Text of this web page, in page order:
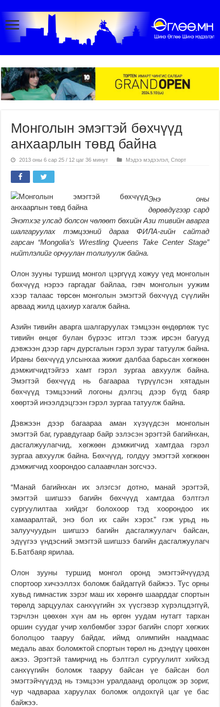
Монголын эмэгтэй бөхчүүд
анхаарлын төвд байна
2013 оны 6 сар 25 / 12 цаг 36 минут Мэдээ мэдээлэл ,Спорт
Энэ оны
дөрөвдүгээр сард
Энэтхэг улсад болсон чөлөөт бөхийн Ази тивийн аварга
шалгаруулах тэмцээний дараа ФИЛА-гийн сайтад
гарсан “Mongolia’s Wrestling Queens Take Center Stage”
нийтлэлийг орчуулан толилуулж байна.
Олон зууны туршид монгол цэргүүд хожуу үед монголын
бөхчүүд нэрээ гаргадаг байлаа, гэвч монголын уужим
хээр талаас төрсөн монголын эмэгтэй бөхчүүд сүүлийн
арваад жилд цахиур хагалж байна.
Азийн тивийн аварга шалгаруулах тэмцээн өндөрлөж тус
тивийн өнцөг булан бүрээс итгэл тээж ирсэн багууд
дэвжээн дээр гарч дурсгалын гэрэл зураг татуулж байна.
Ираны бөхчүүд улсынхаа жижиг далбаа барьсан хөгжөөн
дэмжигчидтэйгээ хамт гэрэл зургаа авхуулж байна.
Эмэгтэй бөхчүүд нь багаараа түрүүлсэн хятадын
бөхчүүд тэмцээний логоны дэлгэц дээр бүгд баяр
хөөртэй инээлдэцгээн гэрэл зургаа татуулж байна.
Дэвжээн дээр багаараа аман хүзүүдсэн монголын
эмэгтэй баг, гуравдугаар байр эзлэсэн эрэгтэй багийнхан,
дасгалжуулагчид, хөгжөөн дэмжигчид хамтдаа гэрэл
зургаа авхуулж байна. Бөхчүүд, голдуу эмэгтэй хөгжөөн
дэмжигчид хоорондоо салаавчлан зогсчээ.
“Манай багийнхан их элэгсэг дотно, манай эрэгтэй,
эмэгтэй шигшээ багийн бөхчүүд хамтдаа бэлтгэл
сургуулилтаа хийдэг болохоор тэд хоорондоо их
хамааралтай, энэ бол их сайн хэрэг.” гэж урьд нь
залуучуудын шигшээ багийн дасгалжуулагч байсан,
эдүүгээ үндэсний эмэгтэй шигшээ багийн дасгалжуулагч
Б.Батбаяр ярилаа.
Олон зууны туршид монгол оронд эмэгтэйчүүдэд
спортоор хичээллэх боломж байдаггүй байжээ. Тус орны
хувьд гимнастик зэрэг маш их хөрөнгө шаарддаг спортын
төрөлд зарцуулах санхүүгийн эх үүсгэвэр хүрэлцдэггүй,
тэрчлэн цөөхөн хүн ам нь өргөн уудам нутагт тархан
оршин суудаг учир хөлбөмбөг зэрэг багийн спорт хөгжих
бололцоо тааруу байдаг, иймд олимпийн наадмаас
медаль авах боломжтой спортын төрөл нь дэндүү цөөхөн
ажээ. Эрэгтэй тамирчид нь бэлтгэл сургуулилт хийхэд
санхүүгийн боломж тааруу байсан үе байсан бол
эмэгтэйчүүдэд нь тэмцээн уралдаанд оролцож эр зориг,
чур чадвараа харуулах боломж олдохгүй цаг үе бас
байжээ.